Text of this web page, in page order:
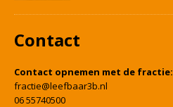
Contact
Contact opnemen met de fractie:
fractie@leefbaar3b.nl
06 55740500